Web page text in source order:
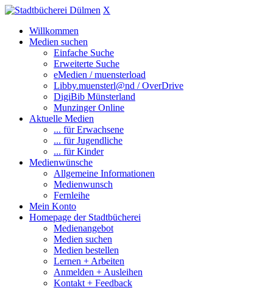
X
Willkommen
Medien suchen
Einfache Suche
Erweiterte Suche
eMedien / muensterload
Libby.muensterl@nd / OverDrive
DigiBib Münsterland
Munzinger Online
Aktuelle Medien
... für Erwachsene
... für Jugendliche
... für Kinder
Medienwünsche
Allgemeine Informationen
Medienwunsch
Fernleihe
Mein Konto
Homepage der Stadtbücherei
Medienangebot
Medien suchen
Medien bestellen
Lernen + Arbeiten
Anmelden + Ausleihen
Kontakt + Feedback